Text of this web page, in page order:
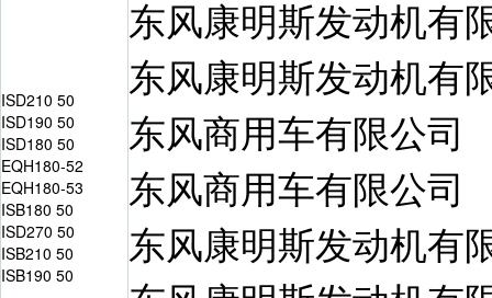
ISD210 50
ISD190 50
ISD180 50
EQH180-52
EQH180-53
ISB180 50
ISD270 50
ISB210 50
ISB190 50
东风康明斯发动机有
东风康明斯发动机有
东风商用车有限公司
东风商用车有限公司
东风康明斯发动机有